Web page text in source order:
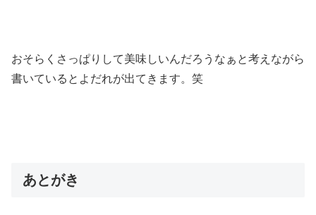
おそらくさっぱりして美味しいんだろうなぁと考えながら
書いているとよだれが出てきます。笑
あとがき